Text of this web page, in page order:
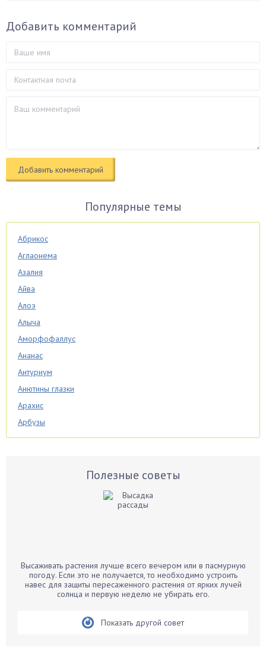
Добавить комментарий
Популярные темы
Абрикос
Аглаонема
Азалия
Айва
Алоэ
Алыча
Аморфофаллус
Ананас
Антуриум
Анютины глазки
Арахис
Арбузы
Аспарагус
Бархатцы
Бегония
Полезные советы
Высаживать растения лучше всего вечером или в пасмурную
погоду. Если это не получается, то необходимо устроить
навес для защиты пересаженного растения от ярких лучей
солнца и первую неделю не убирать его.
Показать другой совет